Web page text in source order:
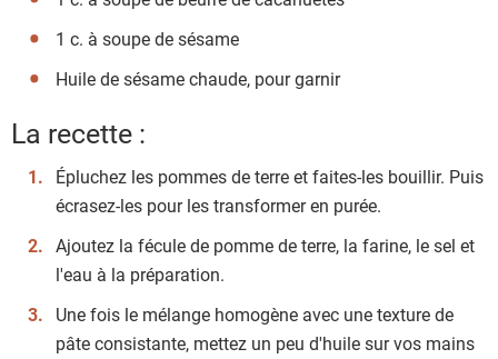
1 c. à soupe de sésame
Huile de sésame chaude, pour garnir
La recette :
Épluchez les pommes de terre et faites-les bouillir. Puis
écrasez-les pour les transformer en purée.
Ajoutez la fécule de pomme de terre, la farine, le sel et
l'eau à la préparation.
Une fois le mélange homogène avec une texture de
pâte consistante, mettez un peu d'huile sur vos mains